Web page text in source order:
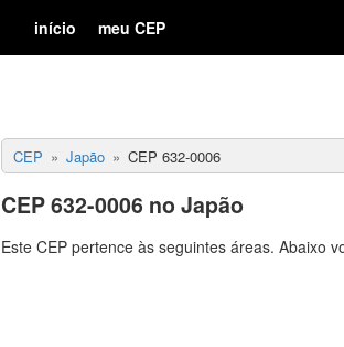
início meu CEP
CEP Japão CEP 632-0006
CEP 632-0006 no Japão
Este CEP pertence às seguintes áreas. Abaixo